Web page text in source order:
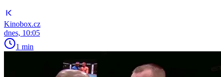
Kinobox.cz
dnes, 10:05
1 min